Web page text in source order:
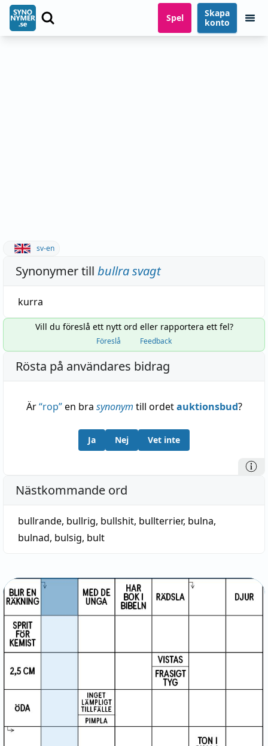
Spel
Skapa
konto
sv-en
Synonymer till bullra svagt
kurra
Vill du föreslå ett nytt ord eller rapportera ett fel?
Föreslå Feedback
Rösta på användares bidrag
Är“rop”en bra synonym till ordetauktionsbud?
Ja Nej Vet inte
Nästkommande ord
bullrande, bullrig, bullshit, bullterrier, bulna,
bulnad, bulsig, bult